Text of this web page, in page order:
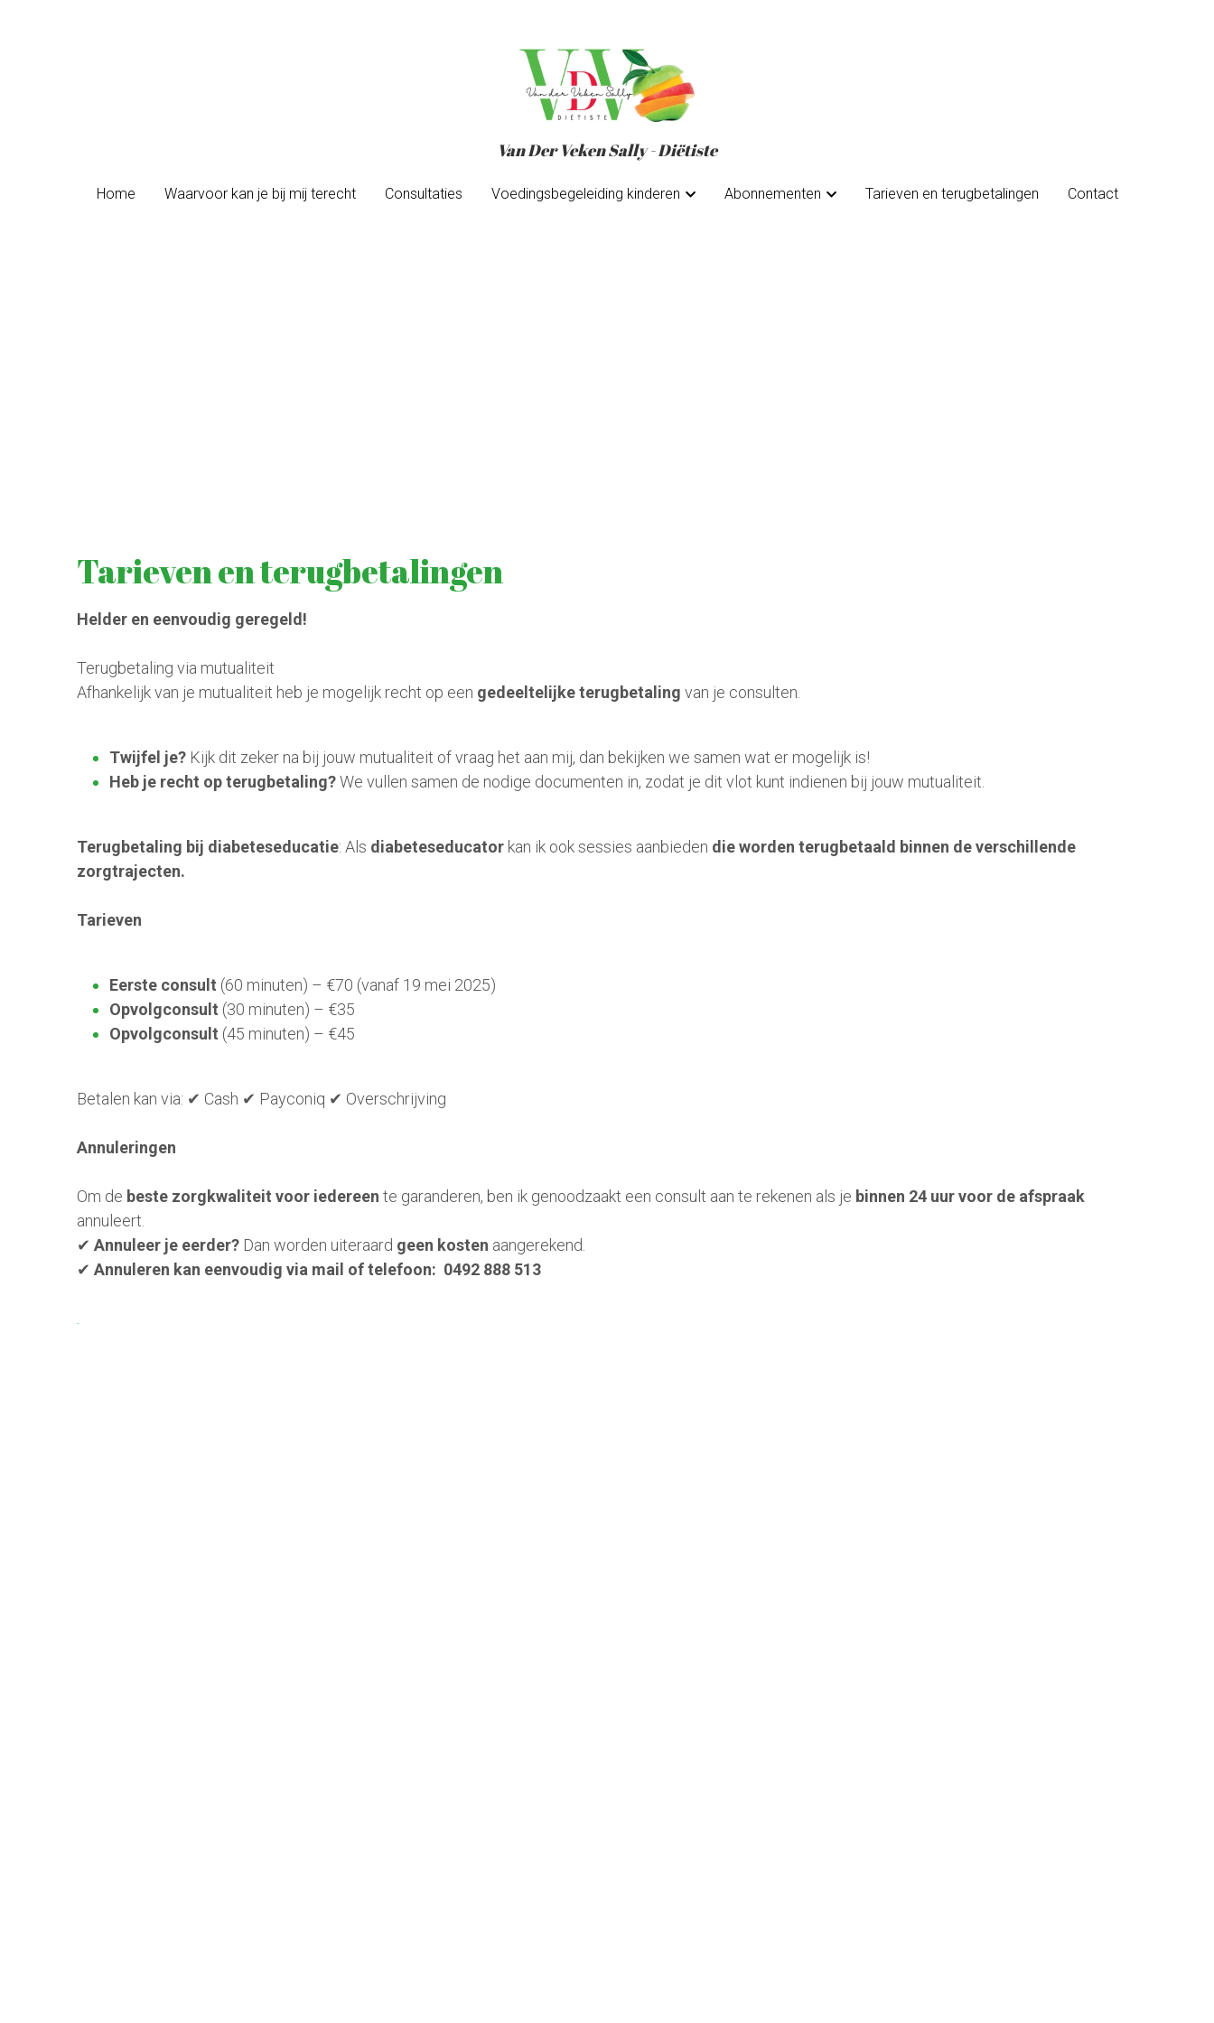
Van Der Veken Sally - Diëtiste
Home Waarvoor kan je bij mij terecht Consultaties Voedingsbegeleiding kinderen Abonnementen Tarieven en terugbetalingen Contact
Van Der Veken Sally - Diëtiste
Home Waarvoor kan je bij mij terecht Consultaties Voedingsbegeleiding kinderen Abonnementen Tarieven en terugbetalingen Contact
Tarieven en terugbetalingen
Helder en eenvoudig geregeld!
Terugbetaling via mutualiteit
Afhankelijk van je mutualiteit heb je mogelijk recht op een gedeeltelijke terugbetaling van je consulten.
Twijfel je? Kijk dit zeker na bij jouw mutualiteit of vraag het aan mij, dan bekijken we samen wat er mogelijk is!
Heb je recht op terugbetaling? We vullen samen de nodige documenten in, zodat je dit vlot kunt indienen bij jouw mutualiteit.
Terugbetaling bij diabeteseducatie: Als diabeteseducator kan ik ook sessies aanbieden die worden terugbetaald binnen de verschillende
zorgtrajecten.
Tarieven
Eerste consult (60 minuten) – €70 (vanaf 19 mei 2025)
Opvolgconsult (30 minuten) – €35
Opvolgconsult (45 minuten) – €45
Betalen kan via: ✔ Cash ✔ Payconiq ✔ Overschrijving
Annuleringen
Om de beste zorgkwaliteit voor iedereen te garanderen, ben ik genoodzaakt een consult aan te rekenen als je binnen 24 uur voor de afspraak
annuleert.
✔ Annuleer je eerder? Dan worden uiteraard geen kosten aangerekend.
✔ Annuleren kan eenvoudig via mail of telefoon:  0492 888 513